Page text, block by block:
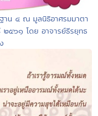
าน ๔ ณ มูลนิธิอาศรมมาตา
๕๖๑ โดย อาจารย์ธีรยุทธ